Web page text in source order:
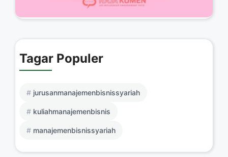
Tagar Populer
jurusanmanajemenbisnissyariah
kuliahmanajemenbisnis
manajemenbisnissyariah